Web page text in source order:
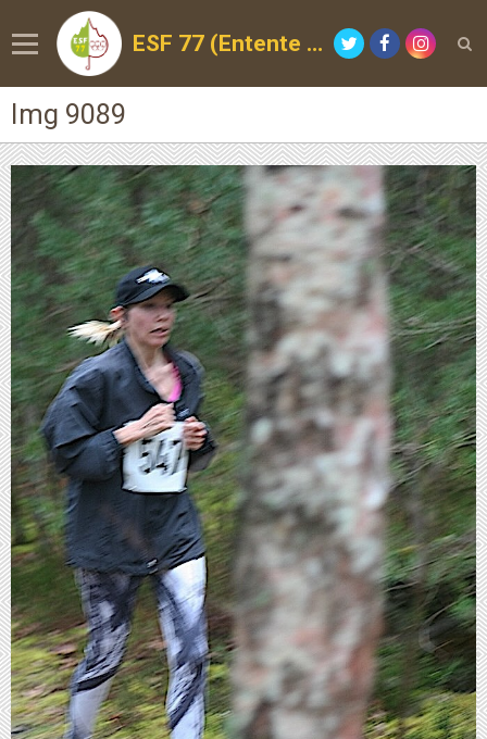
ESF 77 (Entente Sportive de la Forêt)
Img 9089